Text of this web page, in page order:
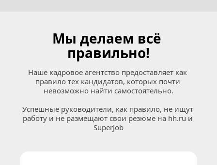
Мы делаем всё
правильно!
Наше кадровое агентство предоставляет как
правило тех кандидатов, которых почти
невозможно найти самостоятельно.
Успешные руководители, как правило, не ищут
работу и не размещают свои резюме на hh.ru и
SuperJob